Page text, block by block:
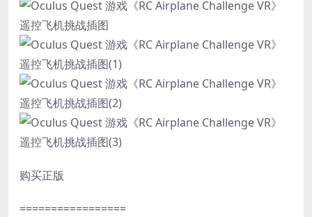
购买正版
=================